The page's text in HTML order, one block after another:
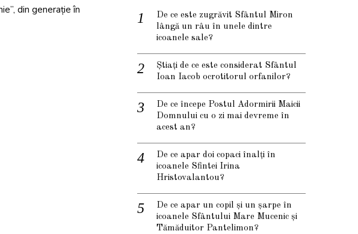
din generație în
De ce este zugrăvit Sfântul Miron
lângă un râu în unele dintre
icoanele sale?
Știați de ce este considerat Sfântul
Ioan Iacob ocrotitorul orfanilor?
De ce începe Postul Adormirii Maicii
Domnului cu o zi mai devreme în
acest an?
De ce apar doi copaci înalți în
icoanele Sfintei Irina
Hristovalantou?
De ce apar un copil și un șarpe în
icoanele Sfântului Mare Mucenic și
Tămăduitor Pantelimon?